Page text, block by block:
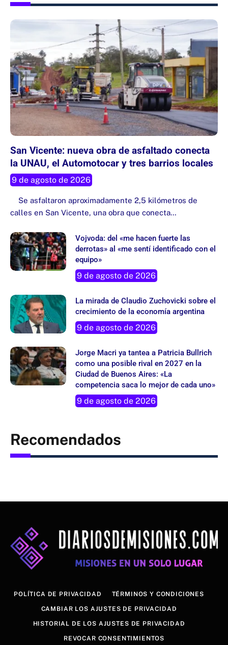
San Vicente: nueva obra de asfaltado conecta
la UNAU, el Automotocar y tres barrios locales
9 de agosto de 2026
Se asfaltaron aproximadamente 2,5 kilómetros de
calles en San Vicente, una obra que conecta…
Vojvoda: del «me hacen fuerte las
derrotas» al «me sentí identificado con el
equipo»
9 de agosto de 2026
La mirada de Claudio Zuchovicki sobre el
crecimiento de la economía argentina
9 de agosto de 2026
Jorge Macri ya tantea a Patricia Bullrich
como una posible rival en 2027 en la
Ciudad de Buenos Aires: «La
competencia saca lo mejor de cada uno»
9 de agosto de 2026
Recomendados
POLÍTICA DE PRIVACIDAD TÉRMINOS Y CONDICIONES
CAMBIAR LOS AJUSTES DE PRIVACIDAD
HISTORIAL DE LOS AJUSTES DE PRIVACIDAD
REVOCAR CONSENTIMIENTOS